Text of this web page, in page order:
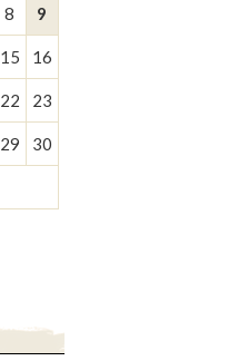
8 9
15 16
22 23
29 30